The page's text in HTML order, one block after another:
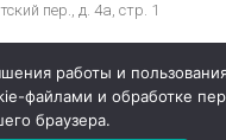
пер., д. 4а, стр. 1
работы и
файлами и обработке
браузера.